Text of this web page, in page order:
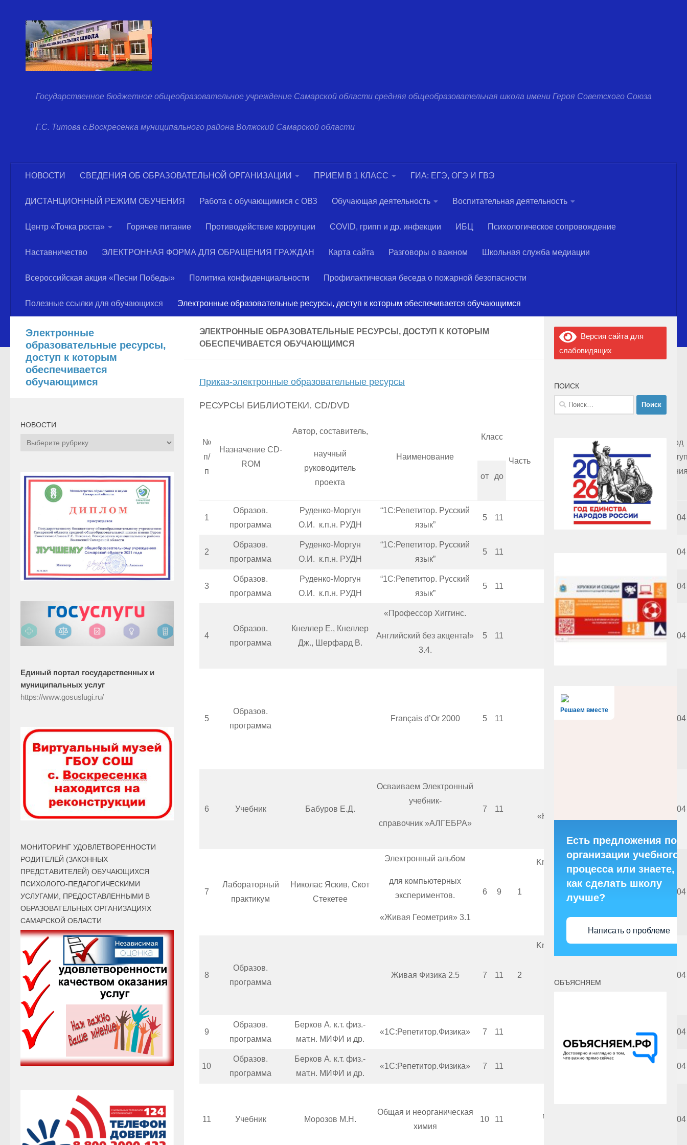
Государственное бюджетное общеобразовательное учреждение Самарской области средняя общеобразовательная школа имени Героя Советского Союза
Г.С. Титова с.Воскресенка муниципального района Волжский Самарской области
НОВОСТИ СВЕДЕНИЯ ОБ ОБРАЗОВАТЕЛЬНОЙ ОРГАНИЗАЦИИ ПРИЕМ В 1 КЛАСС ГИА: ЕГЭ, ОГЭ И ГВЭ
ДИСТАНЦИОННЫЙ РЕЖИМ ОБУЧЕНИЯ Работа с обучающимися с ОВЗ Обучающая деятельность Воспитательная деятельность
Центр «Точка роста» Горячее питание Противодействие коррупции COVID, грипп и др. инфекции ИБЦ Психологическое сопровождение
Наставничество ЭЛЕКТРОННАЯ ФОРМА ДЛЯ ОБРАЩЕНИЯ ГРАЖДАН Карта сайта Разговоры о важном Школьная служба медиации
Всероссийская акция «Песни Победы» Политика конфиденциальности Профилактическая беседа о пожарной безопасности
Полезные ссылки для обучающихся Электронные образовательные ресурсы, доступ к которым обеспечивается обучающимся
ЭЛЕКТРОННЫЕ ОБРАЗОВАТЕЛЬНЫЕ РЕСУРСЫ, ДОСТУП К КОТОРЫМ
ОБЕСПЕЧИВАЕТСЯ ОБУЧАЮЩИМСЯ
Приказ-электронные образовательные ресурсы
РЕСУРСЫ БИБЛИОТЕКИ. CD/DVD
№
п/
п
Назначение CD-
ROM
Автор, составитель,
научный
руководитель
проекта
Наименование
Класс
Часть
производитель/
Издательство
издания
Год
от до
1
Образов.
программа
Руденко-Моргун
О.И. к.п.н. РУДН
“1С:Репетитор. Русский
язык”
5 11 Фирма «1С» 1998 2004
2
Образов.
программа
Руденко-Моргун
О.И. к.п.н. РУДН
“1С:Репетитор. Русский
язык”
5 11 2004
3
Образов.
программа
Руденко-Моргун
О.И. к.п.н. РУДН
“1С:Репетитор. Русский
язык”
5 11 Фирма «1С» 2001 2004
4
Образов.
программа
Кнеллер Е., Кнеллер
Дж., Шерфард В.
«Профессор Хиггинс.
Английский без акцента!»
3.4.
5 11 ИстраСофт 2001 2004
5
Образов.
программа
Français d’Or 2000 5 11
«Мультимедиа
Технологии и
2004
6 Учебник Бабуров Е.Д.
Осваиваем Электронный
учебник-
справочник »АЛГЕБРА»
7 11
«КУДИЦ», М., Кордис-
2004
7
Лабораторный
практикум
Николас Яскив, Скот
Стекетее
Электронный альбом
для компьютерных
экспериментов.
«Живая Геометрия» 3.1
6 9 1
Knowledge Revolution.
Институт
новых технологий
2004
8
Образов.
программа
Живая Физика 2.5 7 11 2
Knowledge Revolution.
новых технологий
2004
9
Образов.
программа
Берков А. к.т. физ.-
мат.н. МИФИ и др.
«1С:Репетитор.Физика» 7 11 1999 2004
10
Образов.
программа
Берков А. к.т. физ.-
мат.н. МИФИ и др.
«1С:Репетитор.Физика» 7 11 2004
11 Учебник Морозов М.Н.
Общая и неорганическая
химия
10 11 мультимедиацентр 2004
Электронные
образовательные ресурсы,
доступ к которым
обеспечивается
обучающимся
НОВОСТИ
НОВОСТИ
Единый портал государственных и
муниципальных услуг
https://www.gosuslugi.ru/
МОНИТОРИНГ УДОВЛЕТВОРЕННОСТИ
РОДИТЕЛЕЙ (ЗАКОННЫХ
ПРЕДСТАВИТЕЛЕЙ) ОБУЧАЮЩИХСЯ
ПСИХОЛОГО-ПЕДАГОГИЧЕСКИМИ
УСЛУГАМИ, ПРЕДОСТАВЛЕННЫМИ В
ОБРАЗОВАТЕЛЬНЫХ ОРГАНИЗАЦИЯХ
САМАРСКОЙ ОБЛАСТИ
Версия сайта для
слабовидящих
ПОИСК
Найти:
Решаем вместе
Есть предложения по
организации учебного
процесса или знаете,
как сделать школу
лучше?
Написать о проблеме
ОБЪЯСНЯЕМ